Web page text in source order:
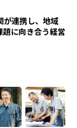
連携し、地域
に向き合う経営